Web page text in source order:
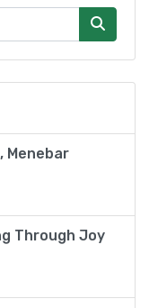
Menebar
Through Joy